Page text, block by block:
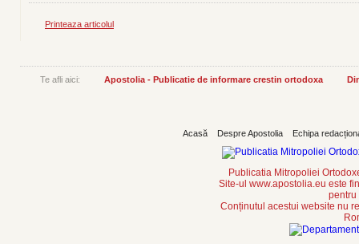
Printeaza articolul
Te afli aici: Apostolia - Publicatie de informare crestin ortodoxa
Acasă Despre Apostolia Echipa
Publicatia Mitropoliei
Site-ul www.apostolia.eu este
pentru
Conținutul acestui website nu